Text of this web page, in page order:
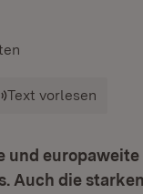
Text vorlesen
und
Auch die